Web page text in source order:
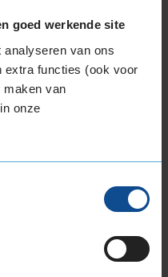
goed werkende site
van ons
extra functies (ook voor
maken van
onze